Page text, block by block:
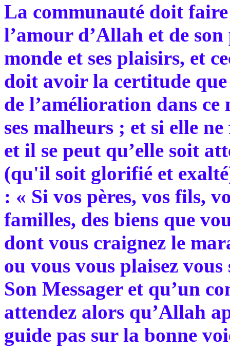
La communauté doit
l’amour d’Allah et de son
monde et ses plaisirs, et
doit avoir la certitude que
de l’amélioration dans
ses malheurs ; et si elle
et il se peut qu’elle soit
(qu'il soit glorifié et
: « Si vos pères, vos fils,
familles, des biens que
dont vous craignez le
ou vous vous plaisez
Son Messager et qu’un
attendez alors qu’Allah
guide pas sur la bonne